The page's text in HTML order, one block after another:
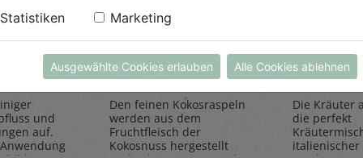
und
auf.
Kokosraspeln
250g
Rapunzel Naturkost
Den feinen Kokosraspeln
werden aus dem
Fruchtfleisch der
Kokosnuss hergestellt
Sonnentor
Die Kräuter
die perfekt
italienischer
Statistiken Marketing
Ausgewählte Cookies erlauben Alle Cookies ablehnen